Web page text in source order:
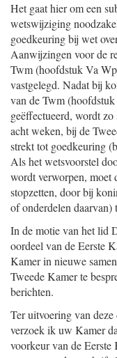
Het gaat hier om een
wetswijziging
goedkeuring bij wet
Aanwijzingen voor de
Twm (hoofdstuk Va
vastgelegd. Nadat bij
van de Twm
geëffectueerd, wordt
acht weken, bij de
strekt tot goedkeuring
Als het wetsvoorstel
wordt verworpen, moet
stopzetten, door bij
of onderdelen daarvan)
In de motie van het lid
oordeel van de Eerste
Kamer in nieuwe
Tweede Kamer te
berichten.
Ter uitvoering van
verzoek ik uw Kamer
voorkeur van de Eerste